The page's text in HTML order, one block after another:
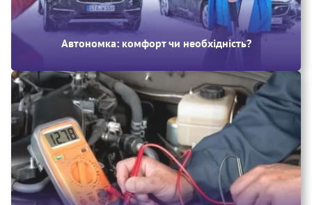
Автономка: комфорт чи необхідність?